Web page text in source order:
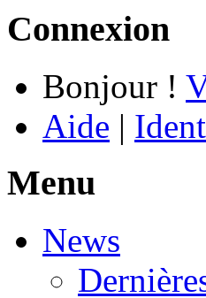
Connexion
Bonjour !
Aide |
Menu
News